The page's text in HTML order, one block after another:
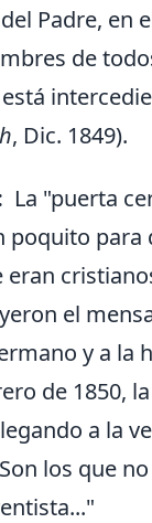
Padre, en
de
, Dic. 1849).
La "puerta
poquito para
eran
el
y a la
de 1850,
a la
los que